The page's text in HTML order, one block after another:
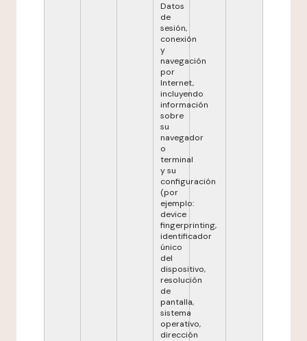
Datos
de
sesión,
conexión
y
navegación
por
Internet,
incluyendo
información
sobre
su
navegador
o
terminal
y su
configuración
(por
ejemplo:
device
fingerprinting,
identificador
único
del
dispositivo,
resolución
de
pantalla,
sistema
operativo,
dirección